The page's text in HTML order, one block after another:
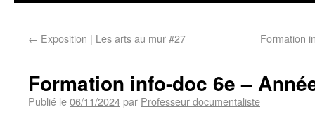
← Exposition | Les arts au mur #27 Formation
Formation info-doc 6e –
Publié le06/11/2024par Professeur documentaliste